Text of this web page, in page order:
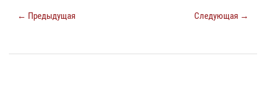
← Предыдущая Следующая →